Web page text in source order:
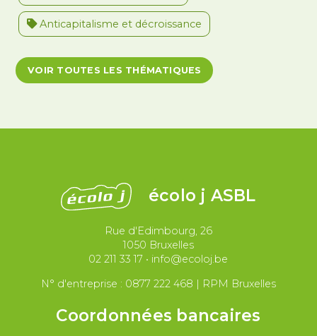
Anticapitalisme et décroissance
Antiracisme et décolonisation
Antivalidisme Climat et environnement
Justice et violences policières
Migrations et asile
Paix et droit international
VOIR TOUTES LES THÉMATIQUES
écolo j ASBL
Rue d'Edimbourg, 26
1050 Bruxelles
02 211 33 17 • info@ecoloj.be
N° d'entreprise : 0877 222 468 | RPM Bruxelles
Coordonnées bancaires